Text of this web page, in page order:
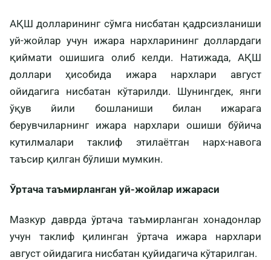
АҚШ долларининг сўмга нисбатан қадрсизланиши
уй-жойлар учун ижара нархларининг доллардаги
қиймати ошишига олиб келди. Натижада, АҚШ
доллари ҳисобида ижара нархлари август
ойидагига нисбатан кўтарилди. Шунингдек, янги
ўқув йили бошланиши билан ижарага
берувчиларнинг ижара нархлари ошиши бўйича
кутилмалари таклиф этилаётган нарх-навога
таъсир қилган бўлиши мумкин.
Ўртача таъмирланган уй-жойлар ижараси
Мазкур даврда ўртача таъмирланган хонадонлар
учун таклиф қилинган ўртача ижара нархлари
август ойидагига нисбатан қуйидагича кўтарилган.